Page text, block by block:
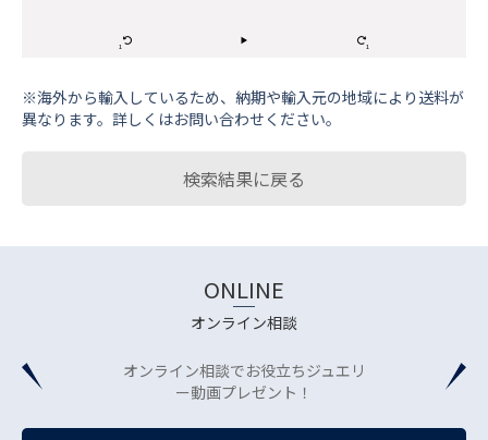
※海外から輸⼊しているため、納期や輸⼊元の地域により送料が
異なります。詳しくはお問い合わせください。
検索結果に戻る
ONLINE
オンライン相談
オンライン相談でお役立ちジュエリ
ー動画プレゼント！